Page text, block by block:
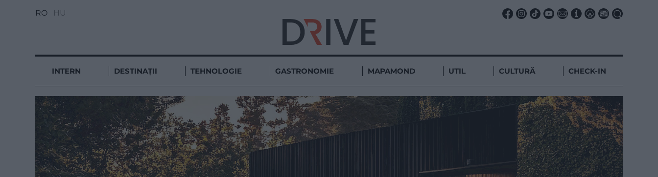
RO HU
INTERN DESTINAȚII TEHNOLOGIE GASTRONOMIE MAPAMOND UTIL CULTURĂ CHECK-IN